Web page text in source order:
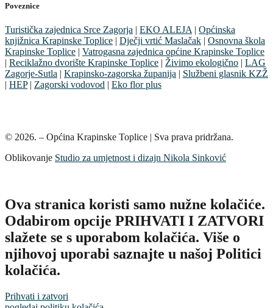
Poveznice
Turistička zajednica Srce Zagorja | EKO ALEJA | Općinska
knjižnica Krapinske Toplice | Dječji vrtić Maslačak | Osnovna škola
Krapinske Toplice | Vatrogasna zajednica općine Krapinske Toplice
| Reciklažno dvorište Krapinske Toplice | Živimo ekologično | LAG
Zagorje-Sutla | Krapinsko-zagorska županija | Službeni glasnik KZŽ
| HEP| Zagorski vodovod | Eko flor plus
© 2026. – Općina Krapinske Toplice | Sva prava pridržana.
Oblikovanje Studio za umjetnost i dizajn Nikola Sinković
Ova stranica koristi samo nužne kolačiće.
Odabirom opcije PRIHVATI I ZATVORI
slažete se s uporabom kolačića. Više o
njihovoj uporabi saznajte u našoj Politici
kolačića.
Prihvati i zatvori